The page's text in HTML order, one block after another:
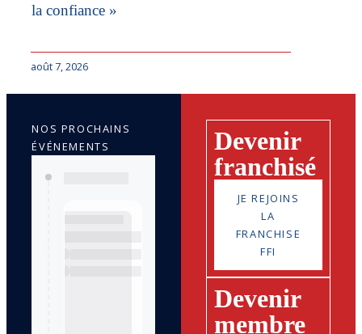
la confiance »
août 7, 2026
Devenir
franchisé
JE REJOINS
LA
FRANCHISE
FFI
Devenir
membre
NOS PROCHAINS
ÉVÉNEMENTS